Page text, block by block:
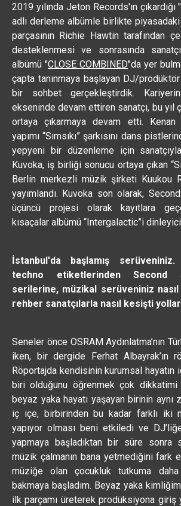
2019 yılında Jeton Records'ın
adlı derleme albümle birlikte
parçasının Richie Hawtin tarafından
desteklenmesi ve sonrasında
albümü "CLOSE COMBINED"da yer
çapta tanınmaya başlayan DJ/
bir sohbet gerçekleştirdik.
ekseninde devam ettiren sanatçı, bu yıl
ortaya çıkarmaya devam etti. Kenan
yapımı “Sımsıkı” şarkısını dans
yepyeni bir düzenleme için
Kuvoka, iş birliği sonucu ortaya çıkan
Berlin merkezli müzik şirketi Kuukou
yayımlandı. Kuvoka son olarak,
üçüncü projesi olarak kayıtlara
kısaçalar albümü “Intergalactic”i
İstanbul'da başlamış serüveniniz.
techno etiketlerinden Second
serilerine, müzikal serüveniniz nasıl
rehber sanatçılarla nasıl kesişti
Seneler önce OSRAM Aydınlatma’nın
iken, bir dergide Ferhat Albayrak’ın
Röportajda kendisinin kurumsal hayatın
biri olduğunu öğrenmek çok
beyaz yaka hayatı yaşayan birinin aynı
iç içe, birbirinden bu kadar farklı iki
yapıyor olması beni etkiledi ve
yapmaya başladıktan bir süre sonra
müzik çalmanın bana yetmediğini fark
müziğe olan çocukluk tutkuma
bakmaya başladım. Beyaz yaka
ilk parçamı üreterek prodüksiyona giriş